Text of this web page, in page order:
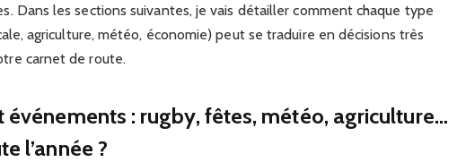
Dans les sections suivantes, je vais détailler comment chaque type
agriculture, météo, économie) peut se traduire en décisions très
carnet de route.
événements : rugby, fêtes, météo, agriculture…
l’année ?